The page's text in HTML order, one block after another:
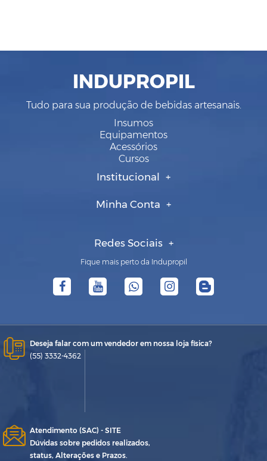
INDUPROPIL
Tudo para sua produção de bebidas artesanais.
Insumos
Equipamentos
Acessórios
Cursos
Institucional
Minha Conta
Redes Sociais
Fique mais perto da Indupropil
Deseja falar com um vendedor em nossa loja física?
(55) 3332-4362
Atendimento (SAC) - SITE
Dúvidas sobre pedidos realizados,
status, Alterações e Prazos.